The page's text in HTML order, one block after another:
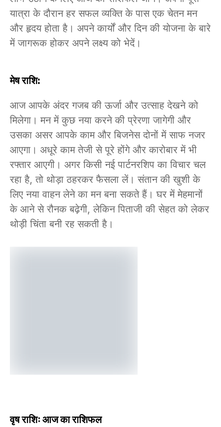
यात्रा के दौरान हर सफल व्यक्ति के पास एक चेतन मन
और हृदय होता है। अपने कार्यों और दिन की योजना के बारे
में जागरूक होकर अपने लक्ष्य को भेदें।
मेष राशि:
आज आपके अंदर गजब की ऊर्जा और उत्साह देखने को
मिलेगा। मन में कुछ नया करने की प्रेरणा जागेगी और
उसका असर आपके काम और बिजनेस दोनों में साफ नजर
आएगा। अधूरे काम तेजी से पूरे होंगे और कारोबार में भी
रफ्तार आएगी। अगर किसी नई पार्टनरशिप का विचार चल
रहा है, तो थोड़ा ठहरकर फैसला लें। संतान की खुशी के
लिए नया वाहन लेने का मन बना सकते हैं। घर में मेहमानों
के आने से रौनक बढ़ेगी, लेकिन पिताजी की सेहत को लेकर
थोड़ी चिंता बनी रह सकती है।
वृष राशिः आज का राशिफल